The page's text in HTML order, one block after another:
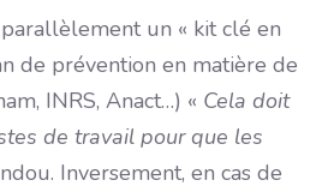
un « kit clé en
de prévention en matière de
INRS, Anact…) « Cela doit
de travail pour que les
Inversement, en cas de